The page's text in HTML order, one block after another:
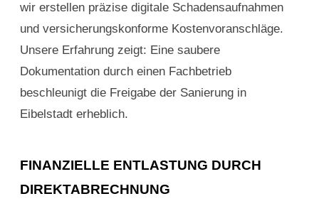
wir erstellen präzise digitale Schadensaufnahmen
und versicherungskonforme Kostenvoranschläge.
Unsere Erfahrung zeigt: Eine saubere
Dokumentation durch einen Fachbetrieb
beschleunigt die Freigabe der Sanierung in
Eibelstadt erheblich.
FINANZIELLE ENTLASTUNG DURCH
DIREKTABRECHNUNG